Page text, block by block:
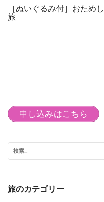
［ぬいぐるみ付］おためし
旅
申し込みはこちら
旅のカテゴリー